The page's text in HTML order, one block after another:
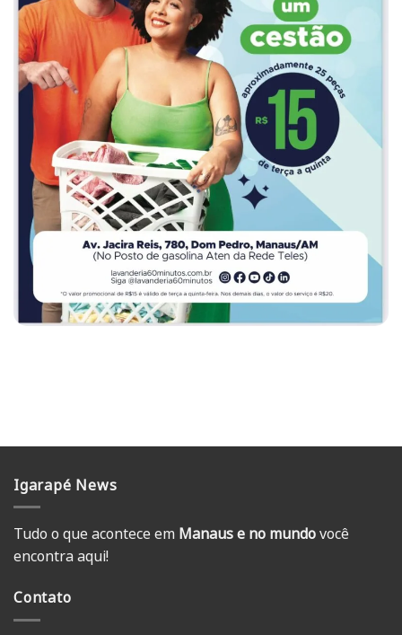
Igarapé News
Tudo o que acontece em Manaus e no mundovocê
encontra aqui!
Contato